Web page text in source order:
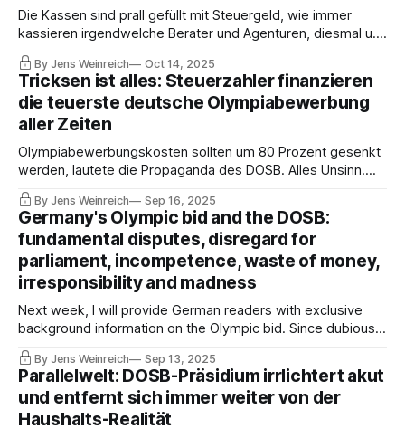
Die Kassen sind prall gefüllt mit Steuergeld, wie immer
kassieren irgendwelche Berater und Agenturen, diesmal u.a.
aus dem fischerAppelt-Konglomerat. Doch es mangelt
intern an Unterstützung: DOSB-Führung beklagt die
Aktivitäten der Stakeholder. Details aus dem gestrigen
Online-Meeting & etwas mehr.
By Jens Weinreich Oct 14, 2025
Tricksen ist alles: Steuerzahler finanzieren
die teuerste deutsche Olympiabewerbung
aller Zeiten
Olympiabewerbungskosten sollten um 80 Prozent gesenkt
werden, lautete die Propaganda des DOSB. Alles Unsinn.
Seit dem dubiosen Richtungswechsel von Michael Mronz
und Thomas Weikert vor einem Jahr sind die Kosten
explodiert. Der Auftakt zu einer kleinen erhellenden Serie –
exklusiv für Abonnenten!
By Jens Weinreich Sep 16, 2025
Germany's Olympic bid and the DOSB:
fundamental disputes, disregard for
parliament, incompetence, waste of money,
irresponsibility and madness
Next week, I will provide German readers with exclusive
background information on the Olympic bid. Since dubious
websites such as Insidethegames are spreading unsorted
nonsense, a mixture of propaganda and AI hallucinations, I'm
offering the English-speaking audience a brief summary in
the meantime.
By Jens Weinreich Sep 13, 2025
Parallelwelt: DOSB-Präsidium irrlichtert akut
und entfernt sich immer weiter von der
Haushalts-Realität